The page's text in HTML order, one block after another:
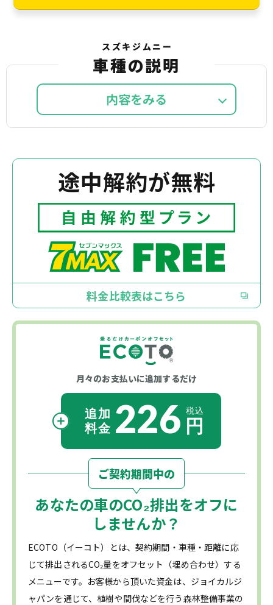
スズキジムニー
車種の説明
内容を
途中解約が無料
料金比較表はこちら
月々のお支払いに追加するだけ
226
ご契約期間中の
あなたの車のCO₂排出をオフに
しませんか？
ECOTO（イーコト）とは、契約期間・車種・距離に応
じて排出されるCO₂量をオフセット（埋め合わせ）する
メニューです。お客様から頂いた資金は、ジョイカルジ
ャパンを通じて、植樹や間伐などを行う森林整備事業の